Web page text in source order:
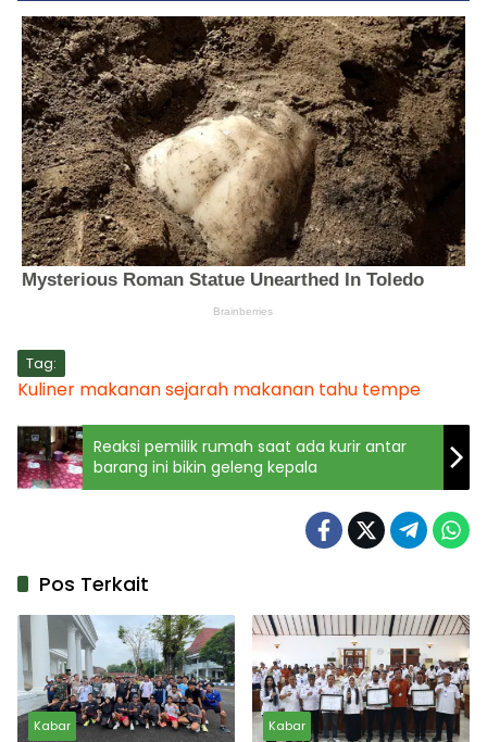
Tag:
Kuliner makanansejarah makanan tahu tempe
Reaksi pemilik rumah saat ada kurir antar
barang ini bikin geleng kepala
Pos Terkait
Kabar Kabar